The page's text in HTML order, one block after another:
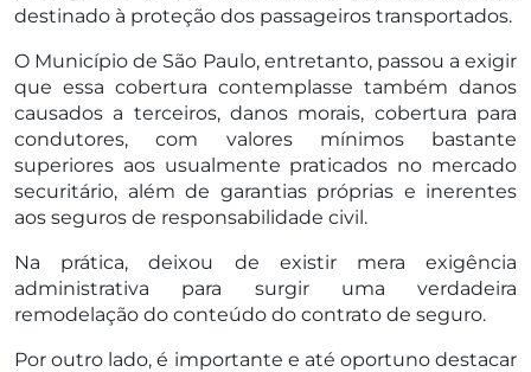
destinado à proteção dos passageiros transportados.
O Município de São Paulo, entretanto, passou a exigir
que essa cobertura contemplasse também danos
causados a terceiros, danos morais, cobertura para
condutores, com valores mínimos bastante
superiores aos usualmente praticados no mercado
securitário, além de garantias próprias e inerentes
aos seguros de responsabilidade civil.
Na prática, deixou de existir mera exigência
administrativa para surgir uma verdadeira
remodelação do conteúdo do contrato de seguro.
Por outro lado, é importante e até oportuno destacar